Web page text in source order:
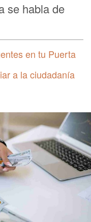
se habla de
en tu Puerta
a la ciudadanía